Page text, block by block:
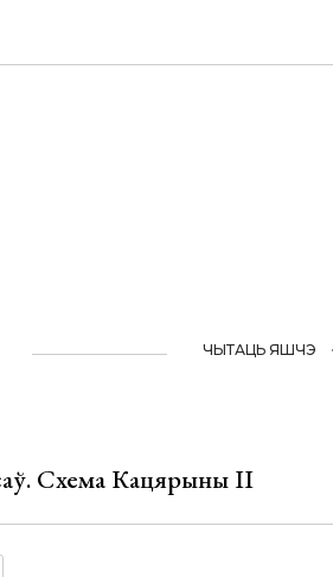
ЧЫТАЦЬ ЯШЧЭ
Схема Кацярыны ІІ